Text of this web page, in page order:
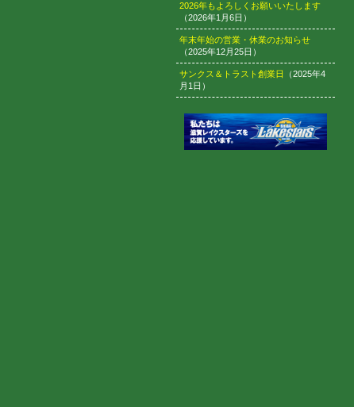
2026年もよろしくお願いいたします
（2026年1月6日）
年末年始の営業・休業のお知らせ
（2025年12月25日）
サンクス＆トラスト創業日
（2025年4
月1日）